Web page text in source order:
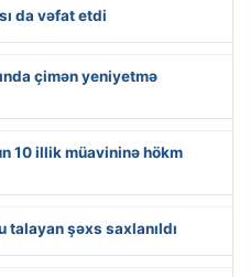
da vəfat etdi
çimən yeniyetmə
10 illik müavininə hökm
şəxs saxlanıldı